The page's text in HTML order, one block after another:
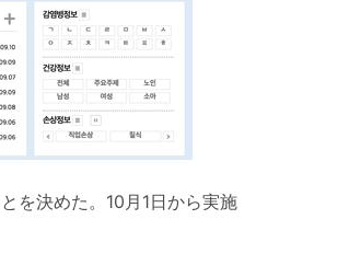
を決めた。10月1日から実施